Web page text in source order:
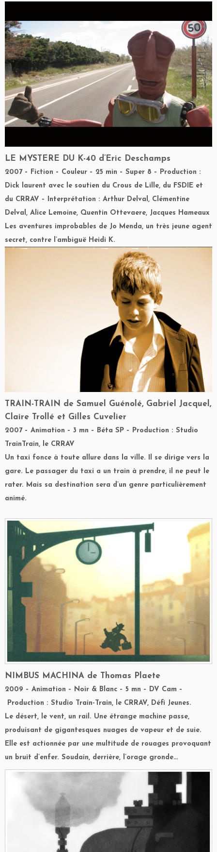
LE MYSTERE DU K-40 d’Eric Deschamps
2007 – Fiction – Couleur – 25 min – Super 8 – Production :
Dick laurent avec le soutien du Crous de Lille, du FSDIE et
du CRRAV – Interprétation : Arthur Delval, Clémentine
Delval, Alice Lemoine, Quentin Ottevaere, Jacques Hameaux
Les aventures improbables de Jo Menda, un très jeune agent
secret, contre l’ambiguë Heidi K.
TRAIN-TRAIN de Samuel Guénolé, Gabriel Jacquel,
Claire Trollé et Gilles Cuvelier
2007 – Animation – 3 mn – Béta SP – Production : Studio
TrainTrain, le CRRAV
Un taxi fonce à toute allure dans la ville. Il se dirige vers la
gare. Le passager du taxi a un train à prendre, il ne peut le
rater. Mais sa destination sera d’un genre particulièrement
animé.
NIMBUS MACHINA de Thomas Plaete
2009 – Animation – Noir & Blanc – 5 mn – DV Cam –
Production : Studio Train-Train, le CRRAV, Défi Jeunes.
Le désert, le vent, un rail. Une étrange machine passe,
produisant de gigantesques nuages de vapeur et de suie.
Elle est actionnée par une multitude de rouages provoquant
un bruit d’enfer. Soudain, derrière, l’orage gronde…